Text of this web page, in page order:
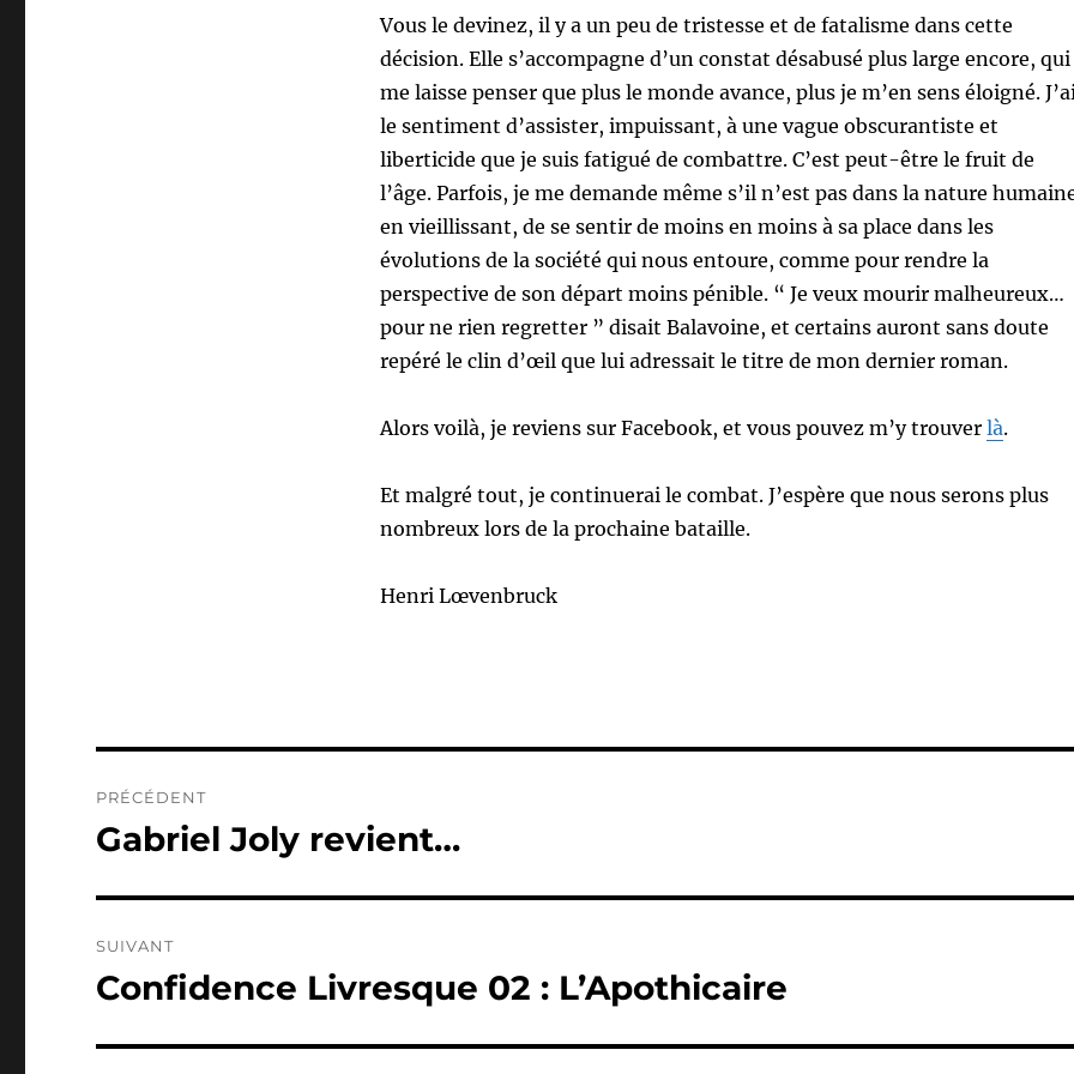
Vous le devinez, il y a un peu de tristesse et de fatalisme dans cette
décision. Elle s’accompagne d’un constat désabusé plus large encore, qui
me laisse penser que plus le monde avance, plus je m’en sens éloigné.
le sentiment d’assister, impuissant, à une vague obscurantiste et
liberticide que je suis fatigué de combattre. C’est peut-être le fruit de
l’âge. Parfois, je me demande même s’il n’est pas dans la nature
en vieillissant, de se sentir de moins en moins à sa place dans les
évolutions de la société qui nous entoure, comme pour rendre la
perspective de son départ moins pénible. “ Je veux mourir malheureux…
pour ne rien regretter ” disait Balavoine, et certains auront sans doute
repéré le clin d’œil que lui adressait le titre de mon dernier roman.
Alors voilà, je reviens sur Facebook, et vous pouvez m’y trouver là.
Et malgré tout, je continuerai le combat. J’espère que nous serons plus
nombreux lors de la prochaine bataille.
Henri Lœvenbruck
de
PRÉCÉDENT
Publication
Gabriel Joly revient…
SUIVANT
Publication
Confidence Livresque 02 : L’Apothicaire